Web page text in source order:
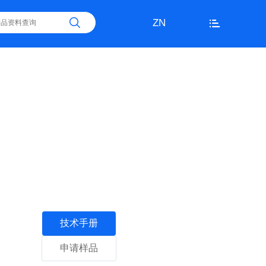
ZN
技术手册
申请样品